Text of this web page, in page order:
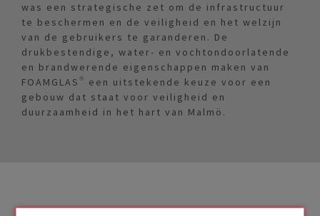
was een strategische zet om de infrastructuur
te beschermen en de veiligheid en het welzijn
van de gebruikers te garanderen. De
drukbestendige, water- en vochtondoorlatende
en brandwerende eigenschappen maken van
FOAMGLAS® een uitstekende keuze voor een
gebouw dat staat voor veiligheid en
duurzaamheid in het hart van Malmö.